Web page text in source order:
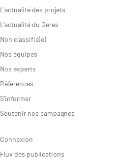
L'actualité des projets
L'actualité du Geres
Non classifié(e)
Nos équipes
Nos experts
Références
S'informer
Soutenir nos campagnes
Connexion
Flux des publications